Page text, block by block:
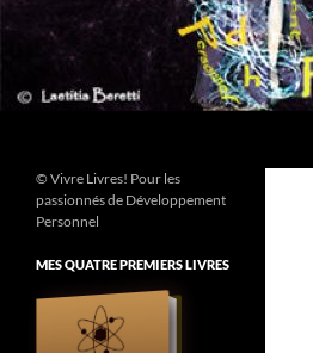
© Vivre Livres! Pour les
passionnés de Développement
Personnel
MES QUATRE PREMIERS LIVRES